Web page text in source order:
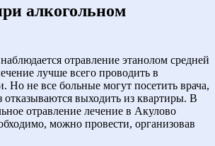
алкогольном
отравление этанолом средней
лучше всего проводить в
Но не все больные могут посетить врача,
отказываются выходить из квартиры. В
отравление лечение в Акулово
можно провести, организовав